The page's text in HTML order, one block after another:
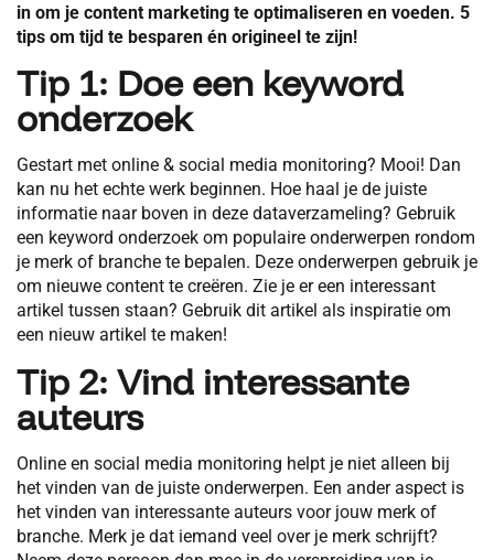
in om je content marketing te optimaliseren en voeden. 5
tips om tijd te besparen én origineel te zijn!
Tip 1: Doe een keyword
onderzoek
Gestart met online & social media monitoring? Mooi! Dan
kan nu het echte werk beginnen. Hoe haal je de juiste
informatie naar boven in deze dataverzameling? Gebruik
een keyword onderzoek om populaire onderwerpen rondom
je merk of branche te bepalen. Deze onderwerpen gebruik je
om nieuwe content te creëren. Zie je er een interessant
artikel tussen staan? Gebruik dit artikel als inspiratie om
een nieuw artikel te maken!
Tip 2: Vind interessante
auteurs
Online en social media monitoring helpt je niet alleen bij
het vinden van de juiste onderwerpen. Een ander aspect is
het vinden van interessante auteurs voor jouw merk of
branche. Merk je dat iemand veel over je merk schrijft?